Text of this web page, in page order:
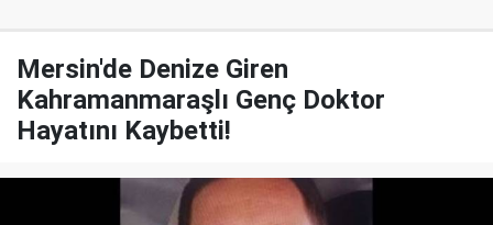
Mersin'de Denize Giren
Kahramanmaraşlı Genç Doktor
Hayatını Kaybetti!